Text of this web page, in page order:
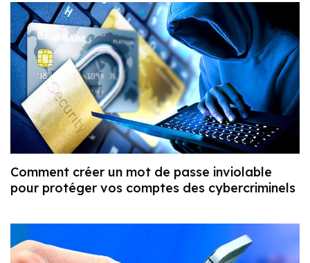
Comment créer un mot de passe inviolable
pour protéger vos comptes des cybercriminels